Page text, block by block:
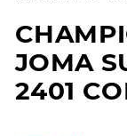
JOMA
2401